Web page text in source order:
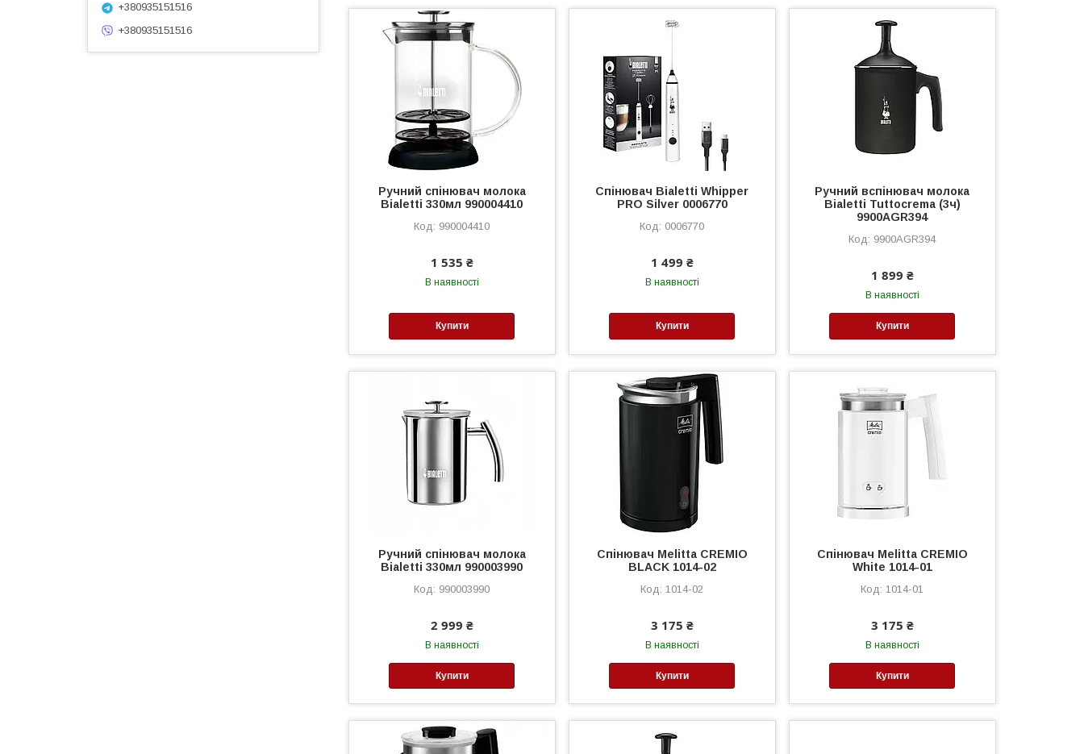
Ручний спінювач молока
Bialetti 330мл 990004410
990004410
1 535 ₴
В наявності
Купити
Спінювач Bialetti Whipper
PRO Silver 0006770
0006770
1 499 ₴
В наявності
Купити
Ручний вспінювач молока
Bialetti Tuttocrema (3ч)
9900AGR394
9900AGR394
1 899 ₴
В наявності
Купити
Ручний спінювач молока
Bialetti 330мл 990003990
990003990
2 999 ₴
В наявності
Купити
Спінювач Melitta CREMIO
BLACK 1014-02
1014-02
3 175 ₴
В наявності
Купити
Спінювач Melitta CREMIO
White 1014-01
1014-01
3 175 ₴
В наявності
Купити
+380935151516
+380935151516